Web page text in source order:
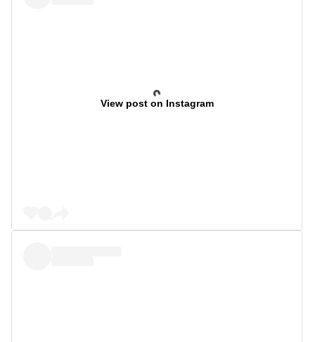
View post on Instagram